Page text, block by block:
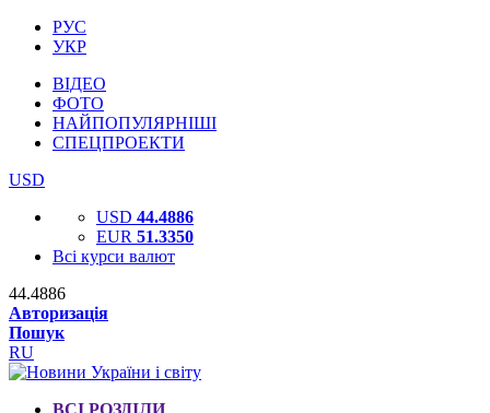
РУС
УКР
ВІДЕО
ФОТО
НАЙПОПУЛЯРНІШІ
СПЕЦПРОЕКТИ
USD
USD 44.4886
EUR 51.3350
Всі курси валют
44.4886
Авторизація
Пошук
RU
ВСІ РОЗДІЛИ